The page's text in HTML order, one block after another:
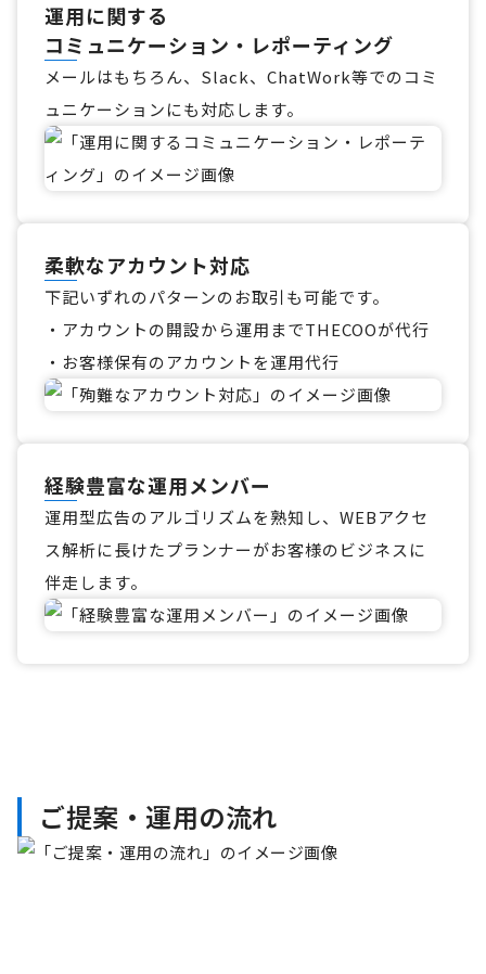
運用に関する
コミュニケーション・レポーティング
メールはもちろん、Slack、ChatWork等でのコミ
ュニケーションにも対応します。
柔軟なアカウント対応
下記いずれのパターンのお取引も可能です。
・アカウントの開設から運用までTHECOOが代行
・お客様保有のアカウントを運用代行
経験豊富な運用メンバー
運用型広告のアルゴリズムを熟知し、WEBアクセ
ス解析に長けたプランナーがお客様のビジネスに
伴走します。
ご提案・運用の流れ